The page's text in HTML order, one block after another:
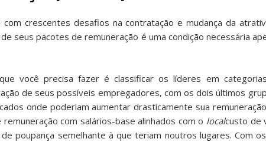
crescentes desafios na contratação e mudança da
seus pacotes de remuneração é uma condição necessária
você precisa fazer é classificar os líderes em categorias
de seus possíveis empregadores, com os dois últimos
onde poderiam aumentar drasticamente sua
com salários-base alinhados com o localcusto de
poupança semelhante à que teriam noutros lugares. Com